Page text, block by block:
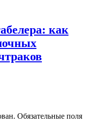
как
Обязательные поля